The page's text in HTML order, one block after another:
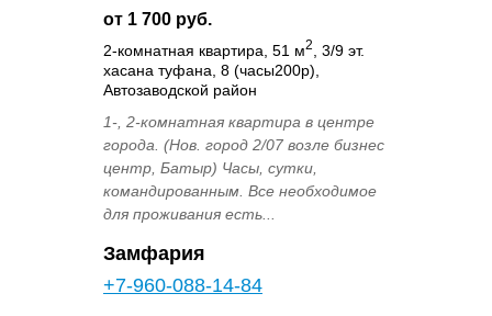
от 1 700 руб.
2-комнатная квартира, 51 м2
, 3/9 эт.
хасана туфана, 8 (часы200р),
Автозаводской район
1-, 2-комнатная квартира в центре
города. (Нов. город 2/07 возле бизнес
центр, Батыр) Часы, сутки,
командированным. Все необходимое
для проживания есть...
Замфария
+7-960-088-14-84